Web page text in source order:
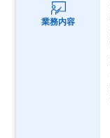
業務内容